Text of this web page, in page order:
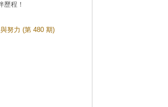
歷程！
努力 (第 480 期)